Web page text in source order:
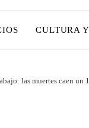
CULTURA
las muertes caen un